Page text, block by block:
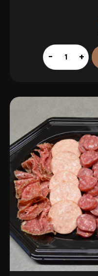
Kip
Macaron
– +